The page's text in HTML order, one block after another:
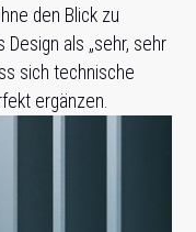
den Blick zu
Design als „sehr, sehr
sich technische
ergänzen.